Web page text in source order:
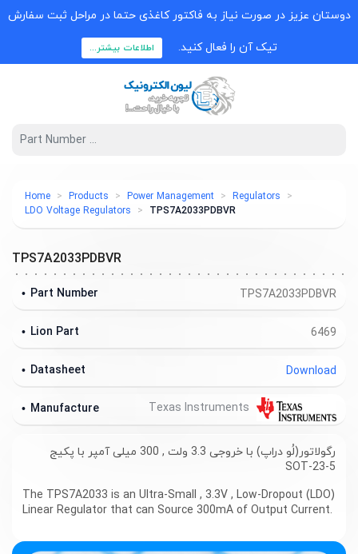
دوستان عزیز در صورت نیاز به فاکتور کاغذی حتما در مراحل ثبت سفارش
تیک آن را فعال کنید. اطلاعات بیشتر...
Home Products Power Management
Regulators
LDO Voltage Regulators
TPS7A2033PDBVR
TPS7A2033PDBVR
TPS7A2033PDBVR
Part Number
6469
Lion Part
Download
Datasheet
Manufacture
رگولاتور(لُو دراپ) با خروجی 3.3 ولت , 300 میلی آمپر با پکیج
SOT-23-5
The TPS7A2033 is an Ultra-Small , 3.3V , Low-Dropout (LDO)
Linear Regulator that can Source 300mA of Output Current.